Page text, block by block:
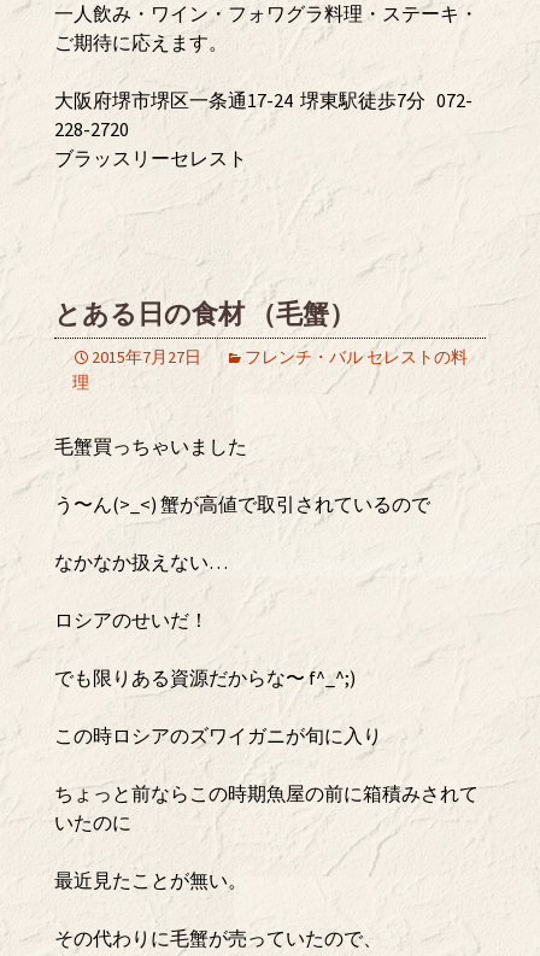
一人飲み・ワイン・フォワグラ料理・ステーキ・
ご期待に応えます。
大阪府堺市堺区一条通17-24 堺東駅徒歩7分 072-
228-2720
ブラッスリーセレスト
とある日の食材 （毛蟹）
2015年7月27日
フレンチ・バル セレストの料
理
毛蟹買っちゃいました
う〜ん(>_<) 蟹が高値で取引されているので
なかなか扱えない…
ロシアのせいだ！
でも限りある資源だからな〜 f^_^;)
この時ロシアのズワイガニが旬に入り
ちょっと前ならこの時期魚屋の前に箱積みされて
いたのに
最近見たことが無い。
その代わりに毛蟹が売っていたので、